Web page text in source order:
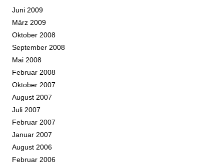
Juni 2009
März 2009
Oktober 2008
September 2008
Mai 2008
Februar 2008
Oktober 2007
August 2007
Juli 2007
Februar 2007
Januar 2007
August 2006
Februar 2006